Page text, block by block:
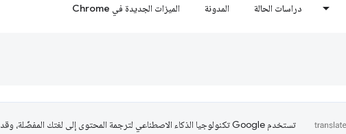
دراسات الحالة المدونة الميزات الجديدة في Chrome
تستخدم Google تكنولوجيا الذكاء الاصطناعي لترجمة المحتوى إلى لغتك المفضّلة، وقد